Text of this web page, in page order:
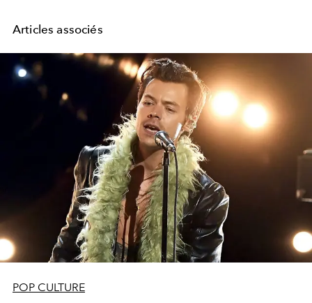
Articles associés
POP CULTURE